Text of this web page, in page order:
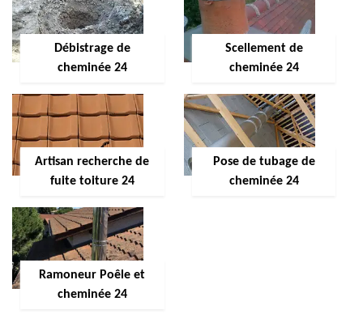
Débistrage de
cheminée 24
Scellement de
cheminée 24
Artisan recherche de
fuite toiture 24
Pose de tubage de
cheminée 24
Ramoneur Poêle et
cheminée 24